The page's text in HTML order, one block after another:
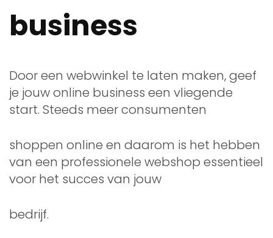
business
Door een webwinkel te laten maken, geef
je jouw online business een vliegende
start. Steeds meer consumenten
shoppen online en daarom is het hebben
van een professionele webshop essentieel
voor het succes van jouw
bedrijf.